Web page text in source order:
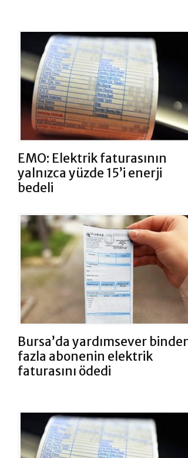
EMO: Elektrik faturasının
yalnızca yüzde 15’i enerji
bedeli
Bursa’da yardımsever
fazla abonenin elektrik
faturasını ödedi